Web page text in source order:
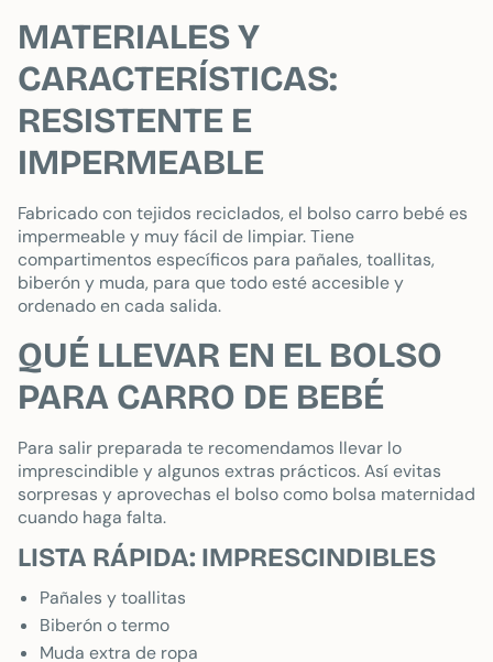
MATERIALES Y
CARACTERÍSTICAS:
RESISTENTE E
IMPERMEABLE
Fabricado con tejidos reciclados, el bolso carro bebé es
impermeable y muy fácil de limpiar. Tiene
compartimentos específicos para pañales, toallitas,
biberón y muda, para que todo esté accesible y
ordenado en cada salida.
QUÉ LLEVAR EN EL BOLSO
PARA CARRO DE BEBÉ
Para salir preparada te recomendamos llevar lo
imprescindible y algunos extras prácticos. Así evitas
sorpresas y aprovechas el bolso como bolsa maternidad
cuando haga falta.
LISTA RÁPIDA: IMPRESCINDIBLES
Pañales y toallitas
Biberón o termo
Muda extra de ropa